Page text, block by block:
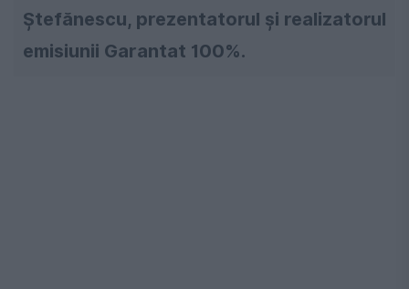
Ștefănescu, prezentatorul și realizatorul
emisiunii Garantat 100%.